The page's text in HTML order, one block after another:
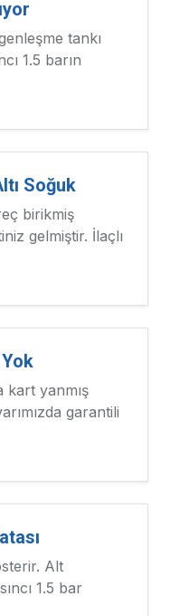
tankı
1.5 barın
Soğuk
birikmiş
gelmiştir. İlaçlı
kart yanmış
garantili
Alt
1.5 bar